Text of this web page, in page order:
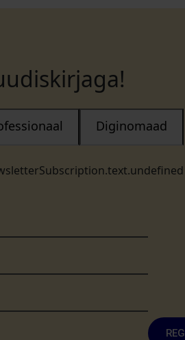
Diginomaad